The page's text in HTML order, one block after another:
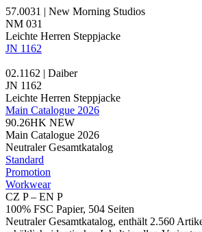
57.0031 | New Morning Studios
NM 031
Leichte Herren Steppjacke
JN 1162
02.1162 | Daiber
JN 1162
Leichte Herren Steppjacke
Main Catalogue 2026
90.26HK NEW
Main Catalogue 2026
Neutraler Gesamtkatalog
Standard
Promotion
Workwear
CZ P – EN P
100% FSC Papier, 504 Seiten
Neutraler Gesamtkatalog, enthält 2.560